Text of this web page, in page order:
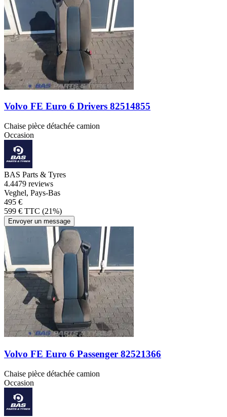
Volvo FE Euro 6 Drivers 82514855
Chaise pièce détachée camion
Occasion
BAS Parts & Tyres
4.4479 reviews
Veghel, Pays-Bas
495 €
599 € TTC (21%)
Envoyer un message
Volvo FE Euro 6 Passenger 82521366
Chaise pièce détachée camion
Occasion